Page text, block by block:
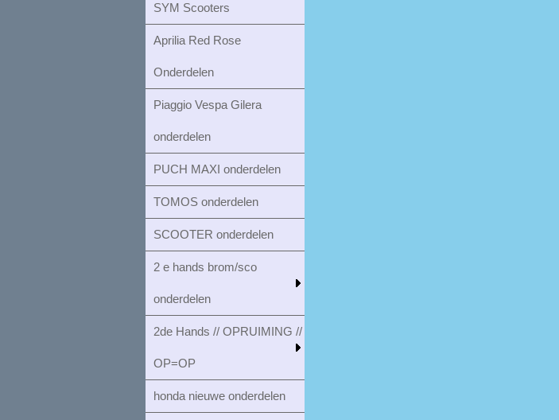
SYM Scooters
Aprilia Red Rose
Onderdelen
Piaggio Vespa Gilera
onderdelen
PUCH MAXI onderdelen
TOMOS onderdelen
SCOOTER onderdelen
2 e hands brom/sco
onderdelen
2de Hands // OPRUIMING //
OP=OP
honda nieuwe onderdelen